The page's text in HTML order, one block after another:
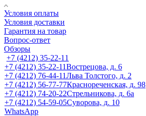
Условия оплаты
Условия доставки
Гарантия на товар
Вопрос-ответ
Обзоры
+7 (4212) 35-22-11
+7 (4212) 35-22-11Вострецова, д. 6
+7 (4212) 76-44-11Льва Толстого, д. 2
+7 (4212) 56-77-77Краснореченская, д. 98
+7 (4212) 74-20-22Стрельникова, д. 6а
+7 (4212) 54-59-05Суворова, д. 10
WhatsApp